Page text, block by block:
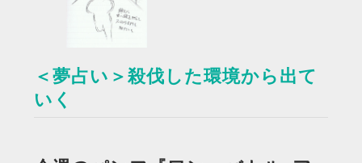
＜夢占い＞殺伐した環境から出て
いく